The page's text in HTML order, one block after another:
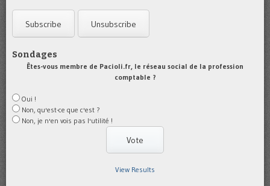
Sondages
Êtes-vous membre de Pacioli.fr, le réseau social de la profession
comptable ?
Oui !
Non, qu'est-ce que c'est ?
Non, je n'en vois pas l'utilité !
View Results